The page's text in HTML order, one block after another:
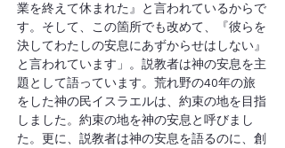
業を終えて休まれた』と言われているからで
す。そして、この箇所でも改めて、『彼らを
決してわたしの安息にあずからせはしない』
と言われています」。説教者は神の安息を主
題として語っています。荒れ野の40年の旅
をした神の民イスラエルは、約束の地を目指
しました。約束の地を神の安息と呼びまし
た。更に、説教者は神の安息を語るのに、創